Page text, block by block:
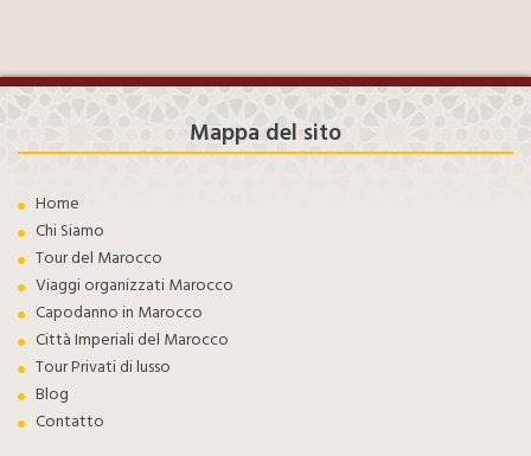
Mappa del sito
Home
Chi Siamo
Tour del Marocco
Viaggi organizzati Marocco
Capodanno in Marocco
Città Imperiali del Marocco
Tour Privati di lusso
Blog
Contatto